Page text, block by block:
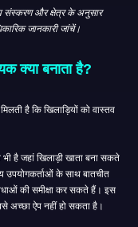
और क्षेत्र के अनुसार
जानकारी जांचें।
क्या बनाता है?
खिलाड़ियों को वास्तव
बना सकते
के साथ बातचीत
की समीक्षा कर सकते हैं। इस
अच्छा ऐप नहीं हो सकता है।